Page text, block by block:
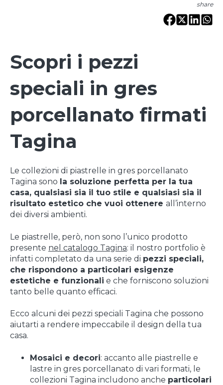
share
Scopri i pezzi
speciali in gres
porcellanato firmati
Tagina
Le collezioni di piastrelle in gres porcellanato
Tagina sono la soluzione perfetta per la tua
casa, qualsiasi sia il tuo stile e qualsiasi sia il
risultato estetico che vuoi ottenere all’interno
dei diversi ambienti.
Le piastrelle, però, non sono l’unico prodotto
presente nel catalogo Tagina: il nostro portfolio è
infatti completato da una serie di pezzi speciali,
che rispondono a particolari esigenze
estetiche e funzionali e che forniscono soluzioni
tanto belle quanto efficaci.
Ecco alcuni dei pezzi speciali Tagina che possono
aiutarti a rendere impeccabile il design della tua
casa.
Mosaici e decori: accanto alle piastrelle e
lastre in gres porcellanato di vari formati, le
collezioni Tagina includono anche particolari